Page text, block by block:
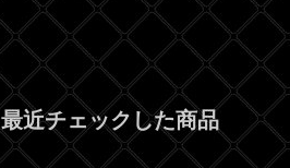
最近チェックした商品